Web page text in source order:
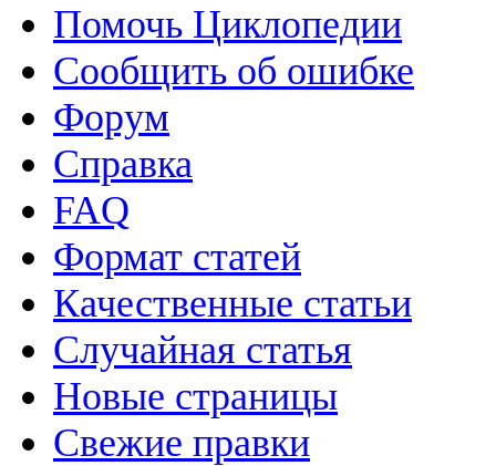
Помочь Циклопедии
Сообщить об ошибке
Форум
Справка
FAQ
Формат статей
Качественные статьи
Случайная статья
Новые страницы
Свежие правки